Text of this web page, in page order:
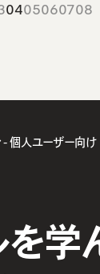
0405060708
- 個人ユーザー向け
を学